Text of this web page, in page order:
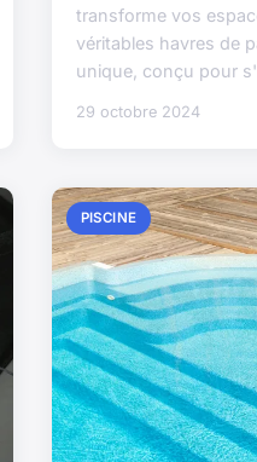
transforme vos
véritables havres de
unique, conçu pour
29 octobre 2024
PISCINE